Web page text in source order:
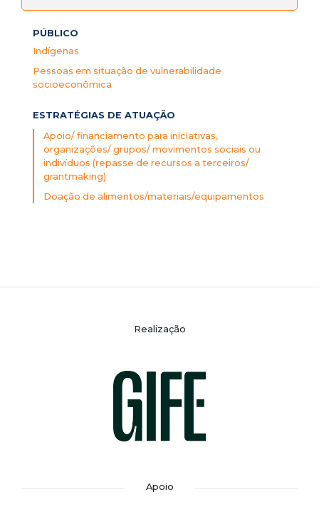
PÚBLICO
Indígenas
Pessoas em situação de vulnerabilidade
socioeconômica
ESTRATÉGIAS DE ATUAÇÃO
Apoio/ financiamento para iniciativas,
organizações/ grupos/ movimentos sociais ou
indivíduos (repasse de recursos a terceiros/
grantmaking)
Doação de alimentos/materiais/equipamentos
Realização
Apoio